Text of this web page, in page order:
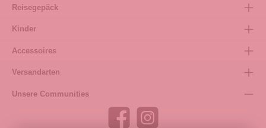
Reisegepäck
Kinder
Accessoires
Versandarten
Unsere Communities